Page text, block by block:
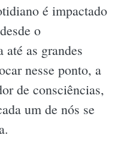
é impactado
o
até as grandes
nesse ponto, a
de consciências,
um de nós se